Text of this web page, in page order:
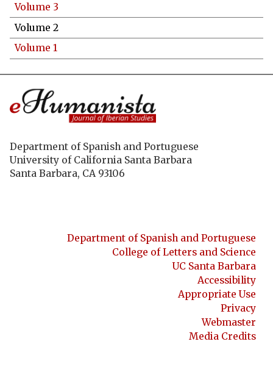
Volume 3
Volume 2
Volume 1
Department of Spanish and Portuguese
University of California Santa Barbara
Santa Barbara, CA 93106
Department of Spanish and Portuguese
College of Letters and Science
UC Santa Barbara
Accessibility
Appropriate Use
Privacy
Webmaster
Media Credits